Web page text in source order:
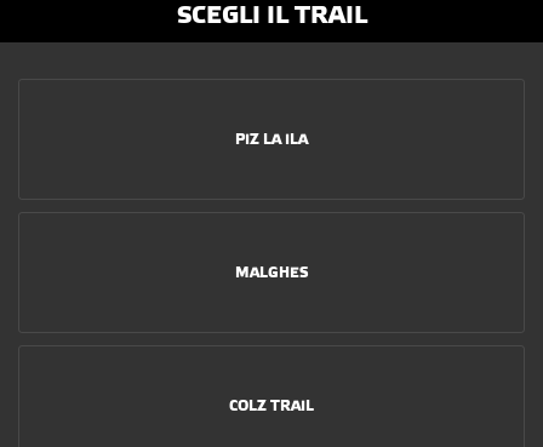
SCEGLI IL TRAIL
PIZ LA ILA
MALGHES
COLZ TRAIL